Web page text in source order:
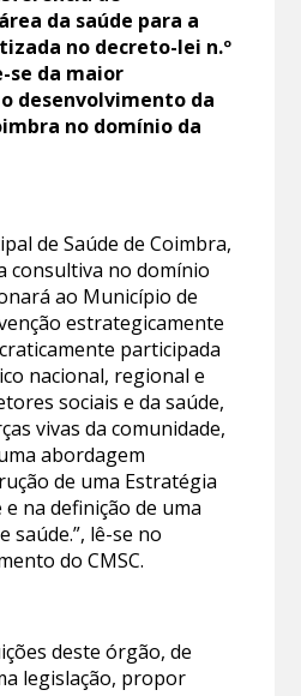
da saúde para a
no decreto-lei n.º
se da maior
desenvolvimento da
no domínio da
de Saúde de Coimbra,
consultiva no domínio
ao Município de
estrategicamente
participada
nacional, regional e
sociais e da saúde,
vivas da comunidade,
abordagem
de uma Estratégia
na definição de uma
saúde.”, lê-se no
do CMSC.
deste órgão, de
legislação, propor